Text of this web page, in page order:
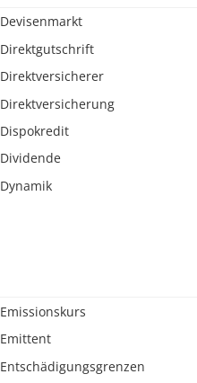
Devisenmarkt
Direktgutschrift
Direktversicherer
Direktversicherung
Dispokredit
Dividende
Dynamik
Emissionskurs
Emittent
Entschädigungsgrenzen